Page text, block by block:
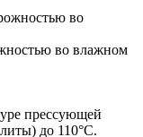
во влажном